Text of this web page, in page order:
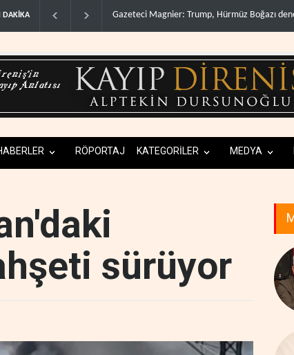
DAKİKA
Boğazı denetimini doğru.. Irak Direnişi: Misilleme ertelendi, hesap
RÖPORTAJ KATEGORİLER MEDYA
sürüyor